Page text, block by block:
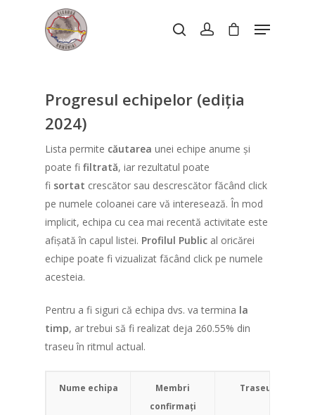
Progresul echipelor (ediția
2024)
Lista permite căutarea unei echipe anume și
poate fi filtrată, iar rezultatul poate
fi sortat crescător sau descrescător făcând click
pe numele coloanei care vă interesează. În mod
implicit, echipa cu cea mai recentă activitate este
afișată în capul listei. Profilul Public al oricărei
echipe poate fi vizualizat făcând click pe numele
acesteia.
Pentru a fi siguri că echipa dvs. va termina la
timp, ar trebui să fi realizat deja 260.55% din
traseu în ritmul actual.
Nume echipa
Membri
confirmați
Traseul